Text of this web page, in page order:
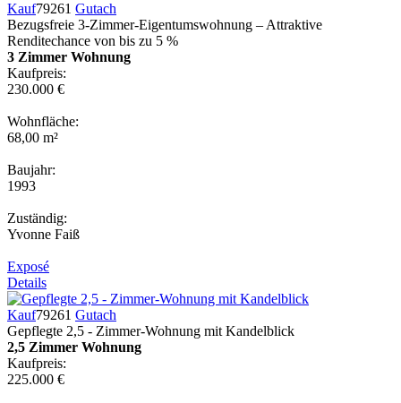
Kauf79261 Gutach
Bezugsfreie 3-Zimmer-Eigentumswohnung – Attraktive
Renditechance von bis zu 5 %
3 Zimmer Wohnung
Kaufpreis:
230.000 €
Wohnfläche:
68,00 m²
Baujahr:
1993
Zuständig:
Yvonne Faiß
Exposé
Details
Kauf79261 Gutach
Gepflegte 2,5 - Zimmer-Wohnung mit Kandelblick
2,5 Zimmer Wohnung
Kaufpreis:
225.000 €